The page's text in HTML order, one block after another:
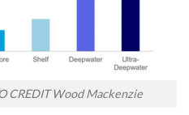
CREDIT Wood Mackenzie